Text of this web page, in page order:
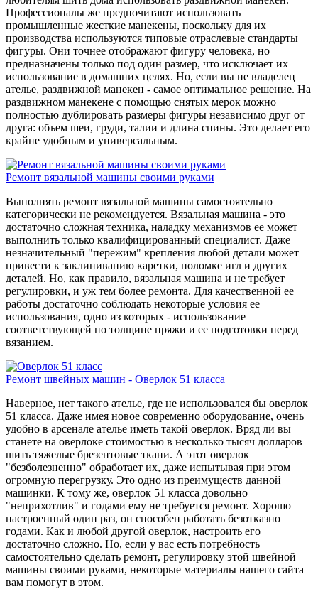
Профессионалы же предпочитают использовать
промышленные жесткие манекены, поскольку для их
производства используются типовые отраслевые стандарты
фигуры. Они точнее отображают фигуру человека, но
предназначены только под один размер, что исключает их
использование в домашних целях. Но, если вы не владелец
ателье, раздвижной манекен - самое оптимальное решение. На
раздвижном манекене с помощью снятых мерок можно
полностью дублировать размеры фигуры независимо друг от
друга: объем шеи, груди, талии и длина спины. Это делает его
крайне удобным и универсальным.
Ремонт вязальной машины своими руками
Выполнять ремонт вязальной машины самостоятельно
категорически не рекомендуется. Вязальная машина - это
достаточно сложная техника, наладку механизмов ее может
выполнить только квалифицированный специалист. Даже
незначительный "пережим" крепления любой детали может
привести к заклиниванию каретки, поломке игл и других
деталей. Но, как правило, вязальная машина и не требует
регулировки, и уж тем более ремонта. Для качественной ее
работы достаточно соблюдать некоторые условия ее
использования, одно из которых - использование
соответствующей по толщине пряжи и ее подготовки перед
вязанием.
Ремонт швейных машин - Оверлок 51 класса
Наверное, нет такого ателье, где не использовался бы оверлок
51 класса. Даже имея новое современно оборудование, очень
удобно в арсенале ателье иметь такой оверлок. Вряд ли вы
станете на оверлоке стоимостью в несколько тысяч долларов
шить тяжелые брезентовые ткани. А этот оверлок
"безболезненно" обработает их, даже испытывая при этом
огромную перегрузку. Это одно из преимуществ данной
машинки. К тому же, оверлок 51 класса довольно
"неприхотлив" и годами ему не требуется ремонт. Хорошо
настроенный один раз, он способен работать безотказно
годами. Как и любой другой оверлок, настроить его
достаточно сложно. Но, если у вас есть потребность
самостоятельно сделать ремонт, регулировку этой швейной
машины своими руками, некоторые материалы нашего сайта
вам помогут в этом.